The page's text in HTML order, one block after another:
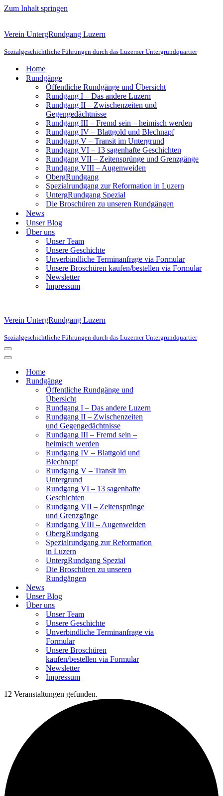
Zum Inhalt springen
Verein UntergRundgang Luzern
Sozialgeschichtliche Führungen durch das Luzerner Untergrundquartier
Home
Rundgänge
Öffentliche Rundgänge und Übersicht
Rundgang I – Das andere Luzern
Rundgang II – Zwischenzeiten und
Gegengedächtnisse
Rundgang III – Fremd sein – heimisch werden
Rundgang IV – Blattgold und Blechnapf
Rundgang V – Transit im Untergrund
Rundgang VI – 13 sagenhafte Geschichten
Rundgang VII – Zeitensprünge und Grenzgänge
Rundgang VIII – Augenweiden
ObergRundgang
Spezialrundgang zur Reformation in Luzern
UntergRundgang Spezial
Die Broschüren zu unseren Rundgängen
News
Unser Blog
Über uns
Unser Team
Unsere Geschichte
Unverbindliche Terminanfrage via Formular
Unsere Broschüren kaufen/bestellen via Formular
Newsletter
Impressum
Verein UntergRundgang Luzern
Sozialgeschichtliche Führungen durch das Luzerner Untergrundquartier
Navigationsmenü
Navigationsmenü
Home
Rundgänge
Öffentliche Rundgänge und
Übersicht
Rundgang I – Das andere Luzern
Rundgang II – Zwischenzeiten
und Gegengedächtnisse
Rundgang III – Fremd sein –
heimisch werden
Rundgang IV – Blattgold und
Blechnapf
Rundgang V – Transit im
Untergrund
Rundgang VI – 13 sagenhafte
Geschichten
Rundgang VII – Zeitensprünge
und Grenzgänge
Rundgang VIII – Augenweiden
ObergRundgang
Spezialrundgang zur Reformation
in Luzern
UntergRundgang Spezial
Die Broschüren zu unseren
Rundgängen
News
Unser Blog
Über uns
Unser Team
Unsere Geschichte
Unverbindliche Terminanfrage via
Formular
Unsere Broschüren
kaufen/bestellen via Formular
Newsletter
Impressum
12 Veranstaltungen gefunden.